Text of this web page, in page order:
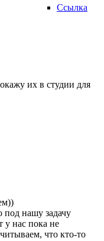
Ссылка
их в студии для
под нашу задачу
у нас пока не
что кто-то